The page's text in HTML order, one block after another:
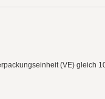
(VE) gleich